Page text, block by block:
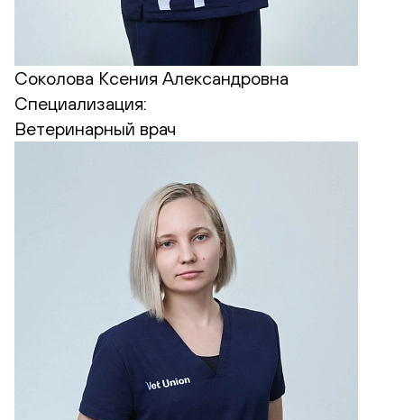
Соколова Ксения Александровна
Специализация:
Ветеринарный врач